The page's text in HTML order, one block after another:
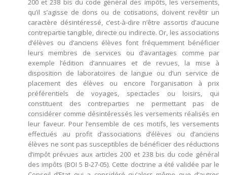
200 et 238 bis du code général des impôts, les versements,
qu’il s’agisse de dons ou de cotisations, doivent revêtir un
caractère désintéressé, c’est-à-dire n’être assortis d’aucune
contrepartie tangible, directe ou indirecte. Or, les associations
d’élèves ou d’anciens élèves font fréquemment bénéficier
leurs membres de services ou d’avantages comme par
exemple l’édition d’annuaires et de revues, la mise à
disposition de laboratoires de langue ou d’un service de
placement des élèves ou encore l’organisation à prix
préférentiels de voyages, spectacles ou loisirs, qui
constituent des contreparties ne permettant pas de
considérer comme désintéressés les versements réalisés en
leur faveur. Pour l’ensemble de ces motifs, les versements
effectués au profit d’associations d’élèves ou d’anciens
élèves ne sont pas susceptibles de bénéficier des réductions
d’impôt prévues aux articles 200 et 238 bis du code général
des impôts (BOI 5 B-27-05). Cette doctrine a été validée par le